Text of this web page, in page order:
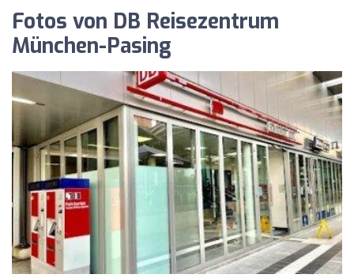
Fotos von DB Reisezentrum
München-Pasing